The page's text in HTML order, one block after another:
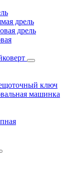
дрель
дрель
ключ
машинка